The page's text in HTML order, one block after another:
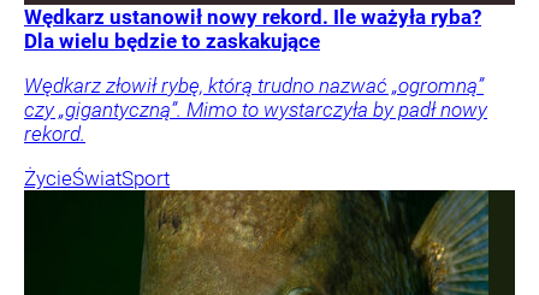
Wędkarz ustanowił nowy rekord. Ile ważyła ryba?
Dla wielu będzie to zaskakujące
Wędkarz złowił rybę, którą trudno nazwać „ogromną”
czy „gigantyczną”. Mimo to wystarczyła by padł nowy
rekord.
ŻycieŚwiatSport